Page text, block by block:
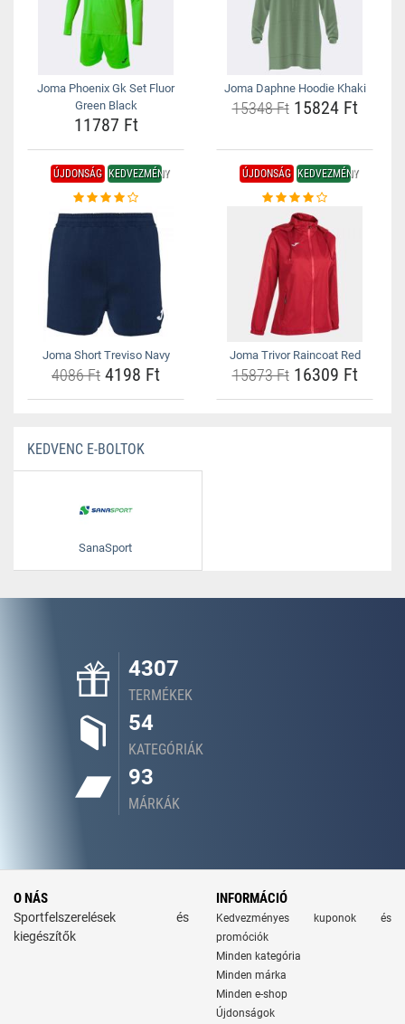
Joma Phoenix Gk Set Fluor
Green Black
11787 Ft
Joma Daphne Hoodie Khaki
15348 Ft15824 Ft
ÚJDONSÁG KEDVEZMÉNY
Joma Short Treviso Navy
4086 Ft 4198 Ft
ÚJDONSÁG KEDVEZMÉNY
Joma Trivor Raincoat Red
15873 Ft16309 Ft
KEDVENC E-BOLTOK
SanaSport
4307
TERMÉKEK
54
KATEGÓRIÁK
93
MÁRKÁK
O NÁS
Sportfelszerelések és
kiegészítők
INFORMÁCIÓ
Kedvezményes kuponok és
promóciók
Minden kategória
Minden márka
Minden e-shop
Újdonságok